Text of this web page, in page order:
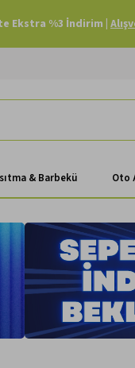
Ekstra %3 İndirim |
& Barbekü Oto